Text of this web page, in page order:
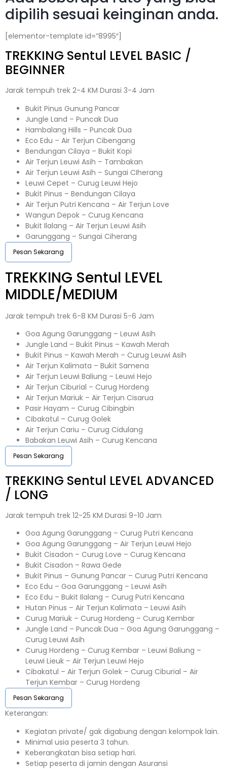
dipilih sesuai keinginan anda.
[elementor-template id=”8995″]
TREKKING Sentul LEVEL BASIC /
BEGINNER
Jarak tempuh trek 2-4 KM Durasi 3-4 Jam
Bukit Pinus Gunung Pancar
Jungle Land – Puncak Dua
Hambalang Hills – Puncak Dua
Eco Edu – Air Terjun Cibengang
Bendungan Cilaya – Bukit Kopi
Air Terjun Leuwi Asih – Tambakan
Air Terjun Leuwi Asih – Sungai CIherang
Leuwi Cepet – Curug Leuwi Hejo
Bukit Pinus – Bendungan Cilaya
Air Terjun Putri Kencana – Air Terjun Love
Wangun Depok – Curug Kencana
Bukit Ilalang – Air Terjun Leuwi Asih
Garunggang – Sungai Ciherang
Pesan Sekarang
TREKKING Sentul LEVEL
MIDDLE/MEDIUM
Jarak tempuh trek 6-8 KM Durasi 5-6 Jam
Goa Agung Garunggang – Leuwi Asih
Jungle Land – Bukit Pinus – Kawah Merah
Bukit Pinus – Kawah Merah – Curug Leuwi Asih
Air Terjun Kalimata – Bukit Samena
Air Terjun Leuwi Baliung – Leuwi Hejo
Air Terjun Ciburial – Curug Hordeng
Air Terjun Mariuk – Air Terjun Cisarua
Pasir Hayam – Curug Cibingbin
Cibakatul – Curug Golek
Air Terjun Cariu – Curug Cidulang
Babakan Leuwi Asih – Curug Kencana
Pesan Sekarang
TREKKING Sentul LEVEL ADVANCED
/ LONG
Jarak tempuh trek 12-25 KM Durasi 9-10 Jam
Goa Agung Garunggang – Curug Putri Kencana
Goa Agung Garunggang – Air Terjun Leuwi Hejo
Bukit Cisadon – Curug Love – Curug Kencana
Bukit Cisadon – Rawa Gede
Bukit Pinus – Gunung Pancar – Curug Putri Kencana
Eco Edu – Goa Garunggang – Leuwi Asih
Eco Edu – Bukit Ilalang – Curug Putri Kencana
Hutan Pinus – Air Terjun Kalimata – Leuwi Asih
Curug Mariuk – Curug Hordeng – Curug Kembar
Jungle Land – Puncak Dua – Goa Agung Garunggang –
Curug Leuwi Asih
Curug Hordeng – Curug Kembar – Leuwi Baliung –
Leuwi Lieuk – Air Terjun Leuwi Hejo
Cibakatul – Air Terjun Golek – Curug Ciburial – Air
Terjun Kembar – Curug Hordeng
Pesan Sekarang
Keterangan:⁣⁣
Kegiatan private/ gak digabung dengan kelompok lain.
Minimal usia peserta 3 tahun.⁣⁣
Keberangkatan bisa setiap hari.⁣⁣
Setiap peserta di jamin dengan Asuransi ⁣⁣